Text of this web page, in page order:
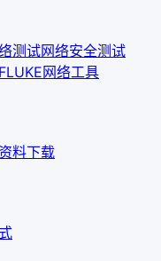
测试网络安全测试
FLUKE网络工具
资料下载